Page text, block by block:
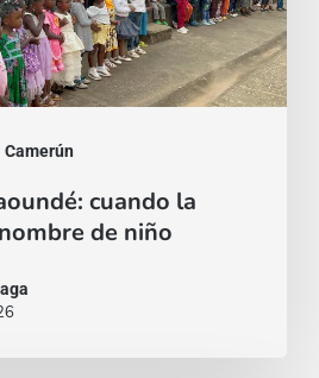
Camerún
cuando la
de niño